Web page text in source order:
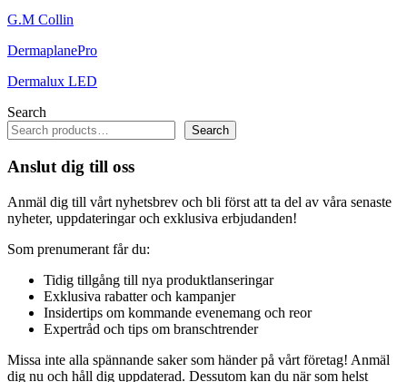
G.M Collin
DermaplanePro
Dermalux LED
Search
Search
Anslut dig till oss
Anmäl dig till vårt nyhetsbrev och bli först att ta del av våra senaste
nyheter, uppdateringar och exklusiva erbjudanden!
Som prenumerant får du:
Tidig tillgång till nya produktlanseringar
Exklusiva rabatter och kampanjer
Insidertips om kommande evenemang och reor
Expertråd och tips om branschtrender
Missa inte alla spännande saker som händer på vårt företag! Anmäl
dig nu och håll dig uppdaterad. Dessutom kan du när som helst